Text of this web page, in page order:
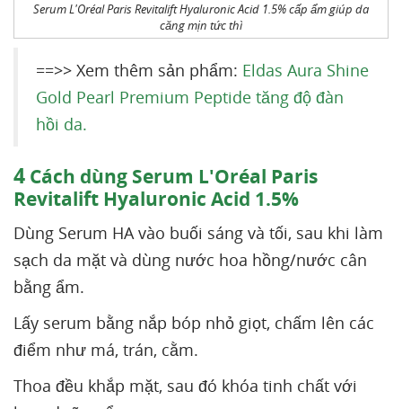
Serum L'Oréal Paris Revitalift Hyaluronic Acid 1.5% cấp ẩm giúp da
căng mịn tức thì
==>> Xem thêm sản phẩm: Eldas Aura Shine
Gold Pearl Premium Peptide tăng độ đàn
hồi da.
4 Cách dùng Serum L'Oréal Paris
Revitalift Hyaluronic Acid 1.5%
Dùng Serum HA vào buối sáng và tối, sau khi làm
sạch da mặt và dùng nước hoa hồng/nước cân
bằng ẩm.
Lấy serum bằng nắp bóp nhỏ giọt, chấm lên các
điểm như má, trán, cằm.
Thoa đều khắp mặt, sau đó khóa tinh chất với